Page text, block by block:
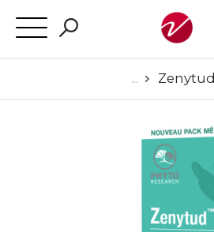
Zenytud